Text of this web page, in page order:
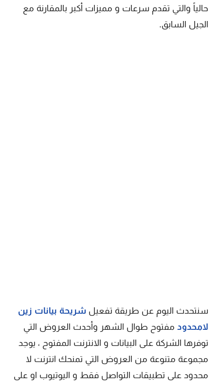
حالياً والتي تقدم سرعات و مميزات أكبر بالمقارنة مع
الجيل السابق.
سنتحدث اليوم عن طريقة تفعيل شريحة بيانات زين
لامحدود مفتوح طوال الشهر وأحدث العروض التي
توفرها الشركة على البيانات و الانترنت المفتوح ، يوجد
مجموعة متنوعة من العروض التي تمنحك انترنت لا
محدود على تطبيقات التواصل فقط و اليوتيوب او على